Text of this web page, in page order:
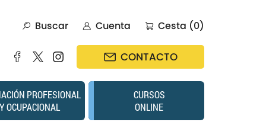
Buscar Cuenta Cesta (0)
CONTACTO
PROFESIONAL
Y OCUPACIONAL
CURSOS
ONLINE